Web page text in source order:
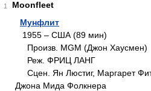
1
Moonfleet
Мунфлит
1955 – США (89 мин)
Произв. MGM (Джон Хаусмен)
Реж. ФРИЦ ЛАНГ
Сцен. Ян Люстиг, Маргарет
Джона Мида Фолкнера